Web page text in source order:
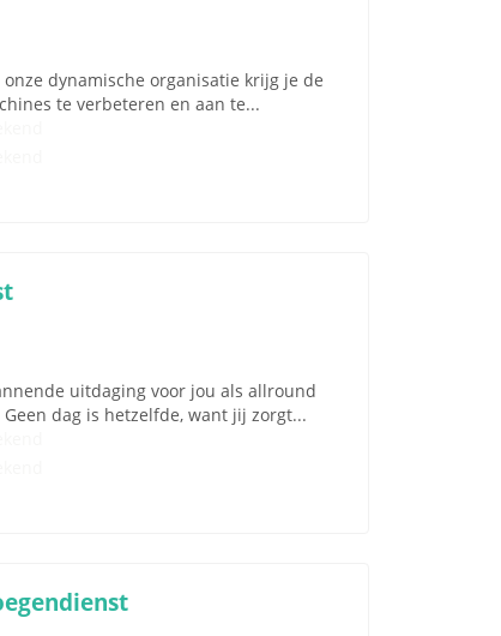
dynamische organisatie krijg je de
te verbeteren en aan te...
uitdaging voor jou als allround
dag is hetzelfde, want jij zorgt...